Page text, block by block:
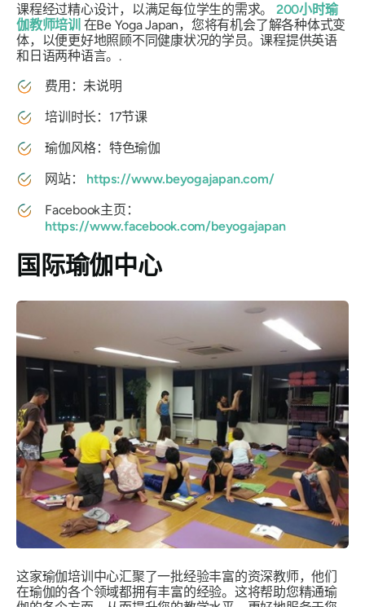
课程经过精心设计，以满足每位学生的需求。 200小时瑜
伽教师培训 在Be Yoga Japan，您将有机会了解各种体式变
体，以便更好地照顾不同健康状况的学员。课程提供英语
和日语两种语言。.
费用：未说明
培训时长：17节课
瑜伽风格：特色瑜伽
网站： https://www.beyogajapan.com/
Facebook主页：
https://www.facebook.com/beyogajapan
国际瑜伽中心
这家瑜伽培训中心汇聚了一批经验丰富的资深教师，他们
在瑜伽的各个领域都拥有丰富的经验。这将帮助您精通瑜